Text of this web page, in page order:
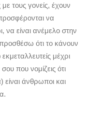
τους γονείς, έχουν
να
να είναι ανέμελο στην
ότι το κάνουν
μέχρι
που νομίζεις ότι
είναι άνθρωποι και